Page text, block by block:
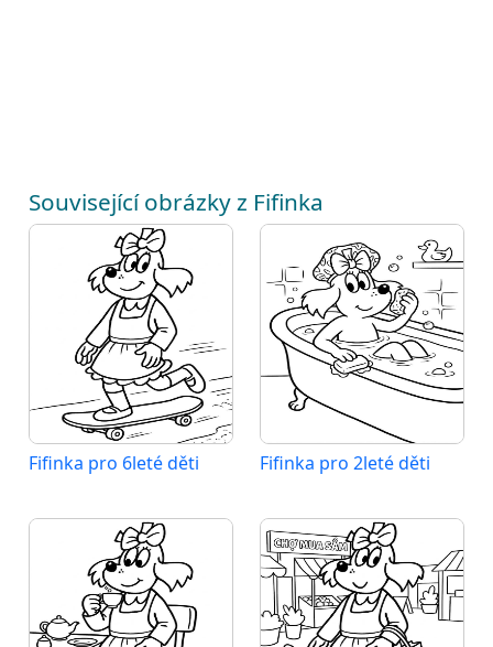
Související obrázky z Fifinka
Fifinka pro 6leté děti Fifinka pro 2leté děti